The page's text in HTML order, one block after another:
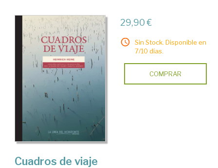
29,90 €
Sin Stock. Disponible en
7/10 días.
COMPRAR
Cuadros de viaje